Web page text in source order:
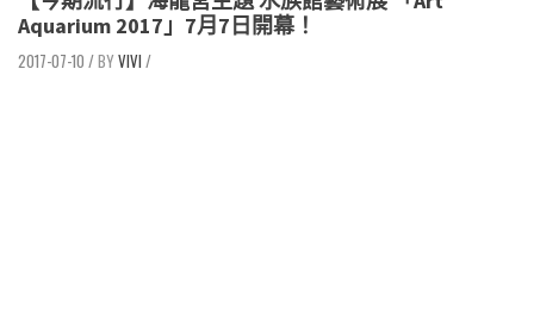
Aquarium 2017」7月7日開幕！
2017-07-10 / VIVI /